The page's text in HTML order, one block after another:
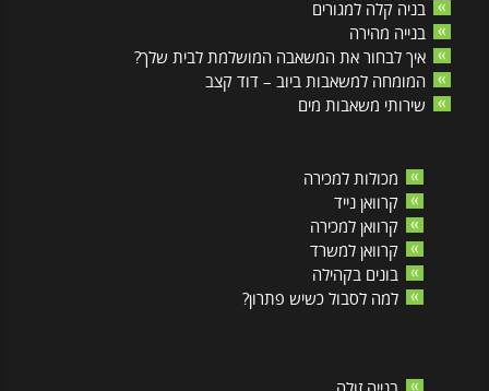
בניה קלה למגורים
בנייה מהירה
איך לבחור את המשאבה המושלמת לבית שלך?
המומחה למשאבות ביוב – דוד קצב
שירותי משאבות מים
מכולות למכירה
קרוואן נייד
קרוואן למכירה
קרוואן למשרד
בונים בקהילה
למה לסבול כשיש פתרון?